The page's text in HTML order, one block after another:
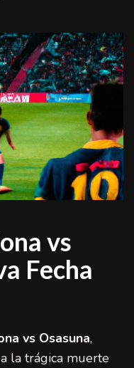
vs
Fecha
vs Osasuna,
la trágica muerte